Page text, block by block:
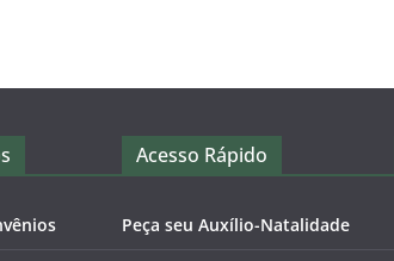
Acesso Rápido
Peça seu Auxílio-Natalidade